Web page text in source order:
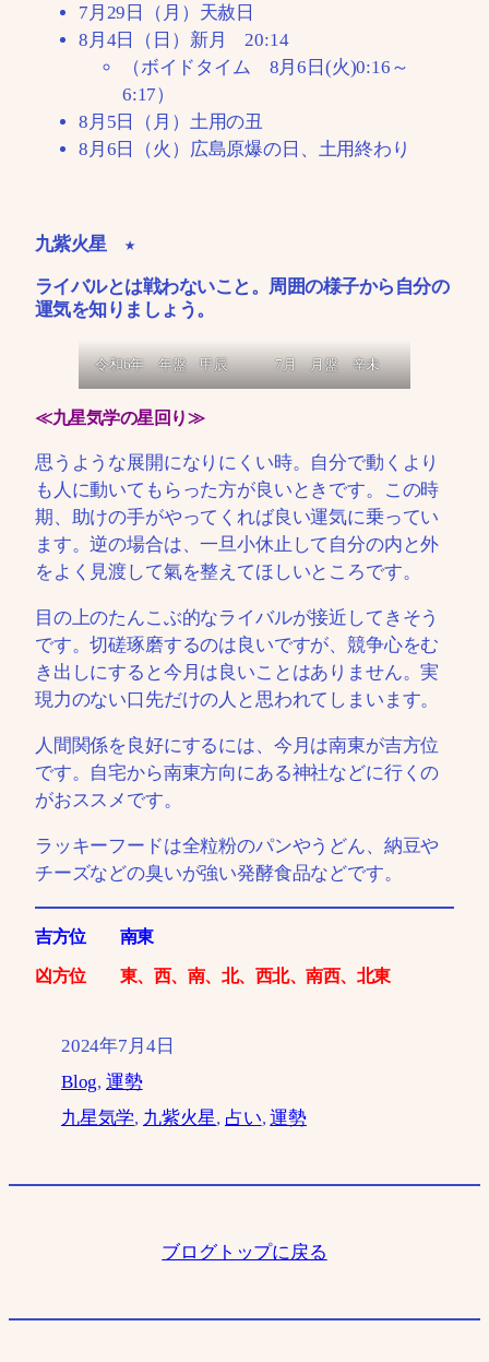
7月29日（月）天赦日
8月4日（日）新月 20:14
（ボイドタイム 8月6日(火)0:16～
6:17）
8月5日（月）土用の丑
8月6日（火）広島原爆の日、土用終わり
九紫火星 ★
ライバルとは戦わないこと。周囲の様子から自分の
運気を知りましょう。
令和6年 年盤 甲辰 7月 月盤 辛未
≪九星気学の星回り≫
思うような展開になりにくい時。自分で動くより
も人に動いてもらった方が良いときです。この時
期、助けの手がやってくれば良い運気に乗ってい
ます。逆の場合は、一旦小休止して自分の内と外
をよく見渡して氣を整えてほしいところです。
目の上のたんこぶ的なライバルが接近してきそう
です。切磋琢磨するのは良いですが、競争心をむ
き出しにすると今月は良いことはありません。実
現力のない口先だけの人と思われてしまいます。
人間関係を良好にするには、今月は南東が吉方位
です。自宅から南東方向にある神社などに行くの
がおススメです。
ラッキーフードは全粒粉のパンやうどん、納豆や
チーズなどの臭いが強い発酵食品などです。
吉方位 南東
凶方位 東、西、南、北、西北、南西、北東
2024年7月4日
Blog, 運勢
九星気学, 九紫火星, 占い, 運勢
ブログトップに戻る